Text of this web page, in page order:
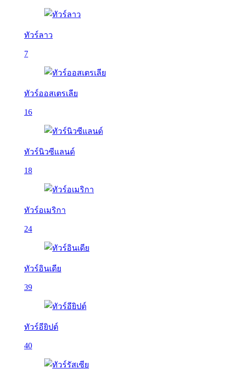
ทัวร์ลาว
7
ทัวร์ออสเตรเลีย
16
ทัวร์นิวซีแลนด์
18
ทัวร์อเมริกา
24
ทัวร์อินเดีย
39
ทัวร์อียิปต์
40